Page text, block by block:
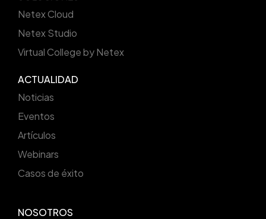
Netex Cloud
Netex Studio
Virtual College by Netex
ACTUALIDAD
Noticias
Eventos
Artículos
Webinars
Casos de éxito
NOSOTROS